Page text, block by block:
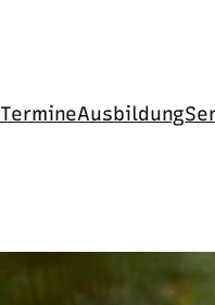
TermineAusbildung